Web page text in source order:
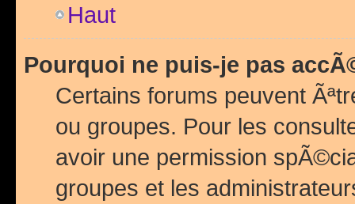
Haut
Pourquoi ne puis-je pas
Certains forums peuvent
ou groupes. Pour les
avoir une permission
groupes et les